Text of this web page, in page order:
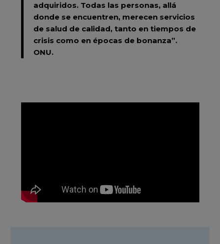
adquiridos. Todas las personas, allá
donde se encuentren, merecen servicios
de salud de calidad, tanto en tiempos de
crisis como en épocas de bonanza”.
ONU.